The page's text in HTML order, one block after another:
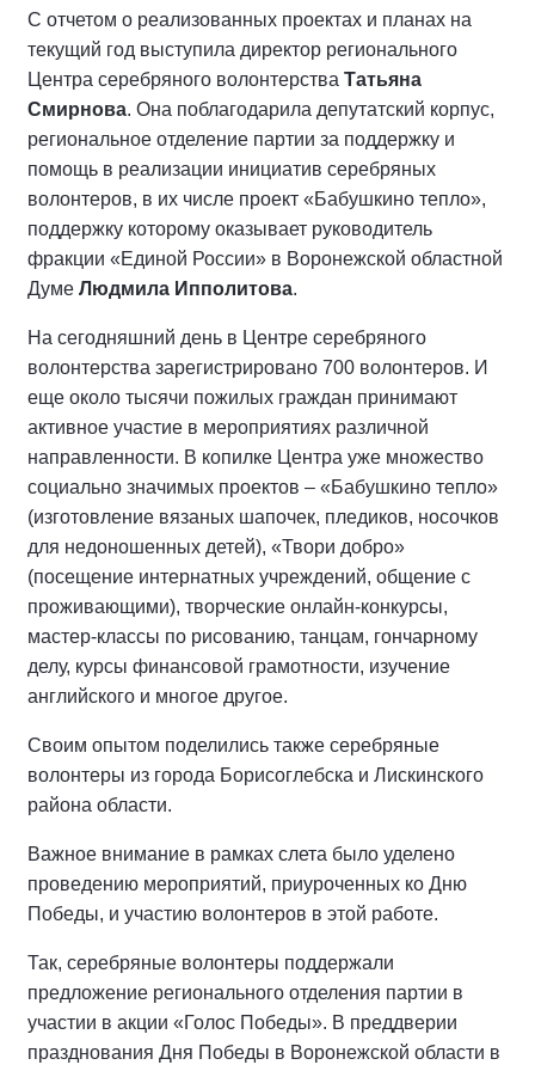
С отчетом о реализованных проектах и планах на
текущий год выступила директор регионального
Центра серебряного волонтерства Татьяна
Смирнова. Она поблагодарила депутатский корпус,
региональное отделение партии за поддержку и
помощь в реализации инициатив серебряных
волонтеров, в их числе проект «Бабушкино тепло»,
поддержку которому оказывает руководитель
фракции «Единой России» в Воронежской областной
Думе Людмила Ипполитова.
На сегодняшний день в Центре серебряного
волонтерства зарегистрировано 700 волонтеров. И
еще около тысячи пожилых граждан принимают
активное участие в мероприятиях различной
направленности. В копилке Центра уже множество
социально значимых проектов – «Бабушкино тепло»
(изготовление вязаных шапочек, пледиков, носочков
для недоношенных детей), «Твори добро»
(посещение интернатных учреждений, общение с
проживающими), творческие онлайн-конкурсы,
мастер-классы по рисованию, танцам, гончарному
делу, курсы финансовой грамотности, изучение
английского и многое другое.
Своим опытом поделились также серебряные
волонтеры из города Борисоглебска и Лискинского
района области.
Важное внимание в рамках слета было уделено
проведению мероприятий, приуроченных ко Дню
Победы, и участию волонтеров в этой работе.
Так, серебряные волонтеры поддержали
предложение регионального отделения партии в
участии в акции «Голос Победы». В преддверии
празднования Дня Победы в Воронежской области в